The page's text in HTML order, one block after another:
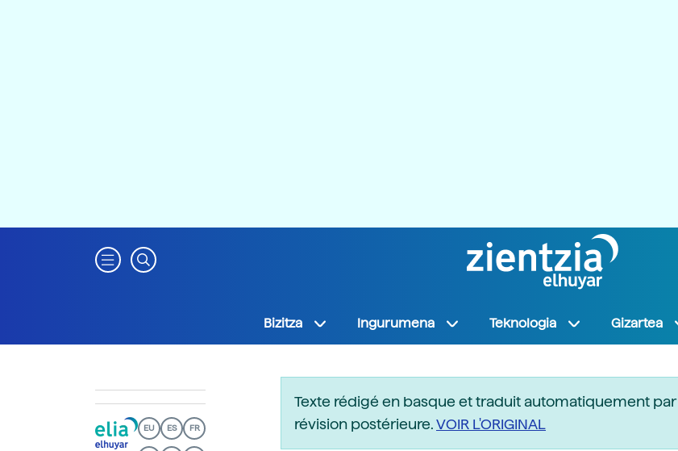
Bizitza Ingurumena Teknologia Gizartea
EU ES FR
Texte rédigé en basque et traduit automatiquement par
révision postérieure.VOIR L'ORIGINAL